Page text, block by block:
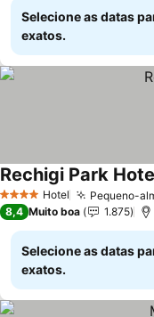
Selecione as datas
exatos.
4 EstrelasHotel Pequeno-
Rechigi Park
8,4 Muito boa 1.875
Selecione as datas
exatos.